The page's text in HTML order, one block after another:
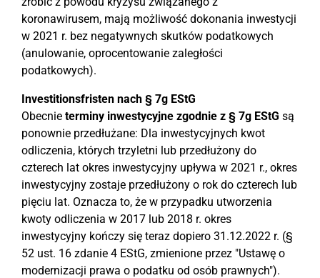
koronawirusem, mają możliwość dokonania inwestycji
w 2021 r. bez negatywnych skutków podatkowych
(anulowanie, oprocentowanie zaległości
podatkowych).
Investitionsfristen nach § 7g EStG
Obecnie terminy inwestycyjne zgodnie z § 7g EStG są
ponownie przedłużane: Dla inwestycyjnych kwot
odliczenia, których trzyletni lub przedłużony do
czterech lat okres inwestycyjny upływa w 2021 r., okres
inwestycyjny zostaje przedłużony o rok do czterech lub
pięciu lat. Oznacza to, że w przypadku utworzenia
kwoty odliczenia w 2017 lub 2018 r. okres
inwestycyjny kończy się teraz dopiero 31.12.2022 r. (§
52 ust. 16 zdanie 4 EStG, zmienione przez "Ustawę o
modernizacji prawa o podatku od osób prawnych").